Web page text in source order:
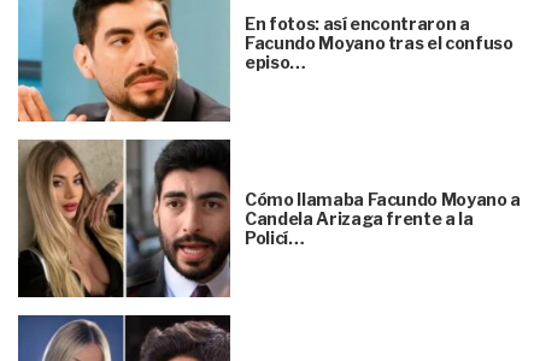
En fotos: así encontraron a
Facundo Moyano tras el confuso
episo…
Cómo llamaba Facundo Moyano a
Candela Arizaga frente a la
Policí…